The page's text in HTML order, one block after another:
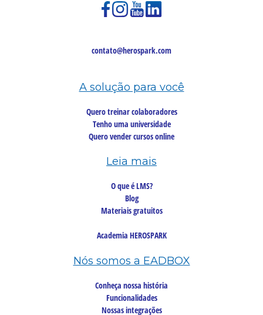
contato@herospark.com
A solução para você
Quero treinar colaboradores
Tenho uma universidade
Quero vender cursos online
Leia mais
O que é LMS?
Blog
Materiais gratuitos
Academia HEROSPARK
Nós somos a EADBOX
Conheça nossa história
Funcionalidades
Nossas integrações